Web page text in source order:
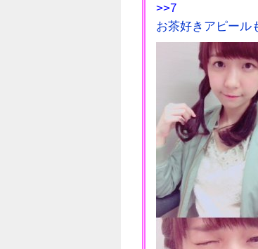
>>7
お茶好きアピール